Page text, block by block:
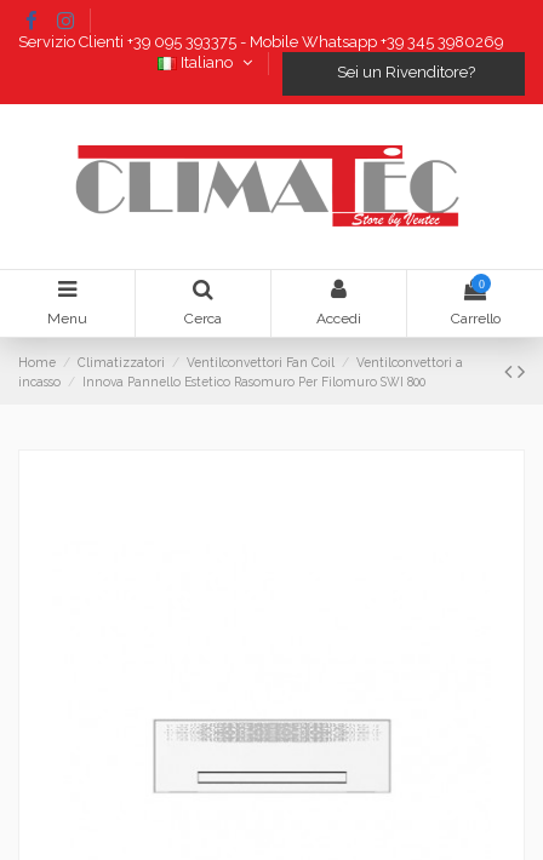
Servizio Clienti +39 095 393375 - Mobile Whatsapp +39 345 3980269
Italiano
Sei un Rivenditore?
Menu Cerca Accedi
0
Carrello
Home Climatizzatori Ventilconvettori Fan Coil
Ventilconvettori a
incasso
Innova Pannello Estetico Rasomuro Per Filomuro SWI 800